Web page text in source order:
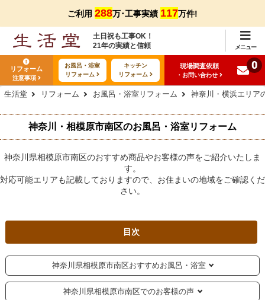
ご利用 288万･工事実績 117万件!
土日祝も工事OK！
21年の実績と信頼
メニュー
リフォーム
注意事項
お風呂・浴室
リフォーム
キッチン
リフォーム
現場調査依頼
・お問い合わせ
0
生活堂 リフォーム お風呂・浴室リフォーム 神奈川・横浜エリア
神奈川・相模原市南区のお風呂・浴室リフォーム
神奈川県相模原市南区のおすすめ商品やお客様の声をご紹介いたしま
す。
対応可能エリアも記載しておりますので、お住まいの地域をご確認くだ
さい。
目次
神奈川県相模原市南区おすすめお風呂・浴室
神奈川県相模原市南区でのお客様の声